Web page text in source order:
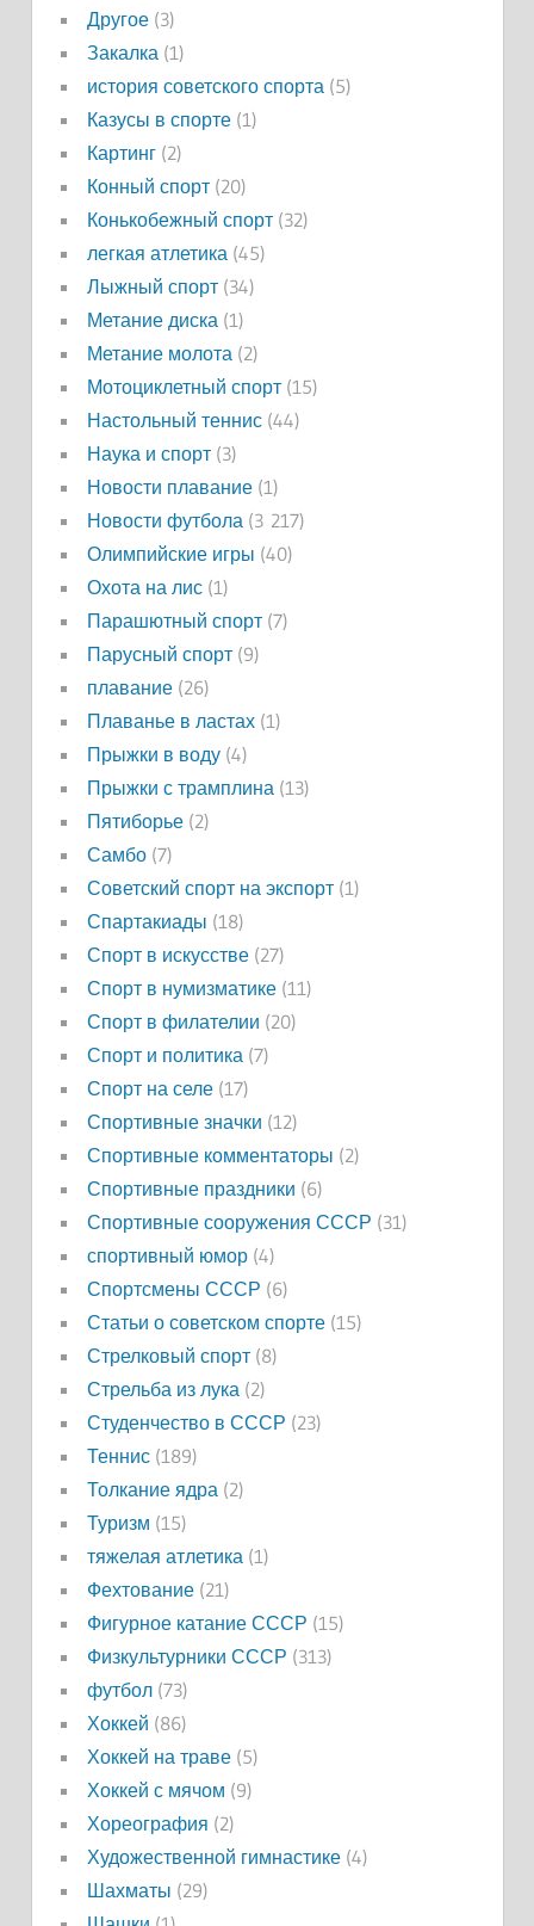
Другое(3)
Закалка(1)
история советского спорта(5)
Казусы в спорте(1)
Картинг(2)
Конный спорт(20)
Конькобежный спорт(32)
легкая атлетика(45)
Лыжный спорт(34)
Метание диска(1)
Метание молота(2)
Мотоциклетный спорт(15)
Настольный теннис(44)
Наука и спорт(3)
Новости плавание(1)
Новости футбола(3 217)
Олимпийские игры (40)
Охота на лис(1)
Парашютный спорт(7)
Парусный спорт(9)
плавание(26)
Плаванье в ластах(1)
Прыжки в воду(4)
Прыжки с трамплина(13)
Пятиборье(2)
Самбо(7)
Советский спорт на экспорт(1)
Спартакиады (18)
Спорт в искусстве(27)
Спорт в нумизматике(11)
Спорт в филателии (20)
Спорт и политика(7)
Спорт на селе(17)
Спортивные значки (12)
Спортивные комментаторы (2)
Спортивные праздники (6)
Спортивные сооружения СССР (31)
спортивный юмор(4)
Спортсмены СССР (6)
Статьи о советском спорте(15)
Стрелковый спорт(8)
Стрельба из лука(2)
Студенчество в СССР (23)
Теннис(189)
Толкание ядра(2)
Туризм (15)
тяжелая атлетика(1)
Фехтование(21)
Фигурное катание СССР (15)
Физкультурники СССР (313)
футбол(73)
Хоккей (86)
Хоккей на траве(5)
Хоккей с мячом (9)
Хореография (2)
Художественной гимнастике(4)
Шахматы (29)